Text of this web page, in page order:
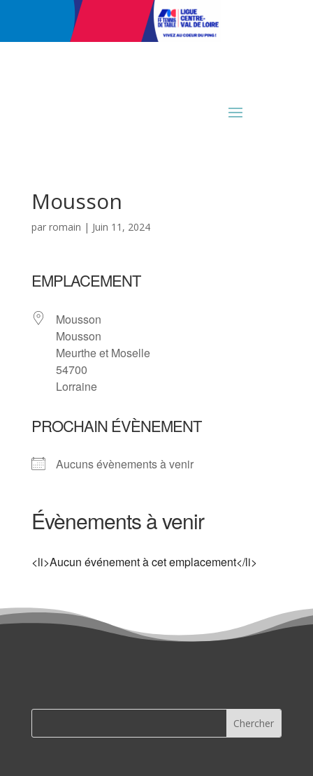
Mousson
par romain | Juin 11, 2024
EMPLACEMENT
Mousson
Mousson
Meurthe et Moselle
54700
Lorraine
PROCHAIN ÉVÈNEMENT
Aucuns évènements à venir
Évènements à venir
<li>Aucun événement à cet emplacement</li>